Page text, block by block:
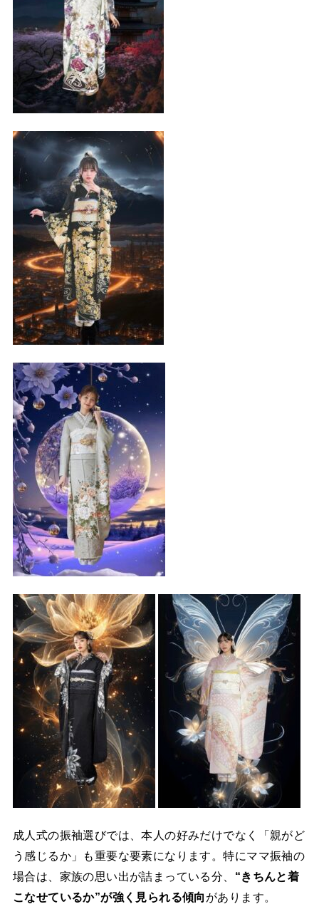
成人式の振袖選びでは、本人の好みだけでなく「親がど
う感じるか」も重要な要素になります。特にママ振袖の
場合は、家族の思い出が詰まっている分、 “きちんと着
こなせているか”が強く見られる傾向 があります。